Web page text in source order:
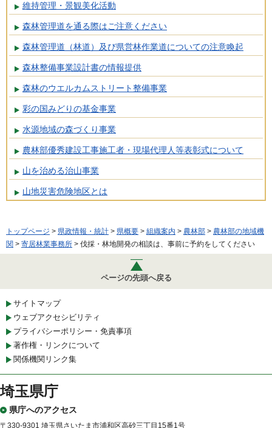
維持管理・景観美化活動
森林管理道を通る際はご注意ください
森林管理道（林道）及び県営林作業道についての注意喚起
森林整備事業設計書の情報提供
森林のウエルカムストリート整備事業
彩の国みどりの基金事業
水源地域の森づくり事業
農林部優秀建設工事施工者・現場代理人等表彰式について
山を治める治山事業
山地災害危険地区とは
トップページ > 県政情報・統計 > 県概要 > 組織案内 > 農林部 > 農林部の地域機
関 > 寄居林業事務所 > 伐採・林地開発の相談は、事前に予約をしてください
ページの先頭へ戻る
サイトマップ
ウェブアクセシビリティ
プライバシーポリシー・免責事項
著作権・リンクについて
関係機関リンク集
埼玉県庁
県庁へのアクセス
〒330-9301 埼玉県さいたま市浦和区高砂三丁目15番1号